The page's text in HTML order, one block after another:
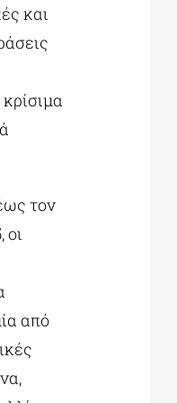
και
τον
οι
από